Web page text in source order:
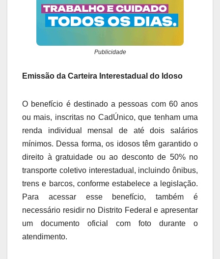
Publicidade
Emissão da Carteira Interestadual do Idoso
O benefício é destinado a pessoas com 60 anos
ou mais, inscritas no CadÚnico, que tenham uma
renda individual mensal de até dois salários
mínimos. Dessa forma, os idosos têm garantido o
direito à gratuidade ou ao desconto de 50% no
transporte coletivo interestadual, incluindo ônibus,
trens e barcos, conforme estabelece a legislação.
Para acessar esse benefício, também é
necessário residir no Distrito Federal e apresentar
um documento oficial com foto durante o
atendimento.